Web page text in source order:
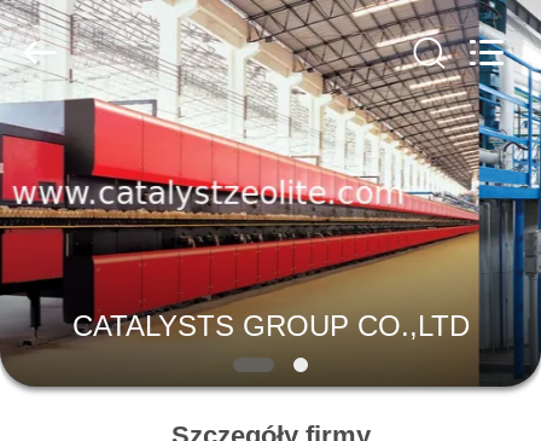
DOM
PRODUKTY
O
NAS
WYCIECZKA
CATALYSTS
GROUP
CO.,LTD.
All
Rights
Reserved.
CATALYSTS GROUP CO.,LTD